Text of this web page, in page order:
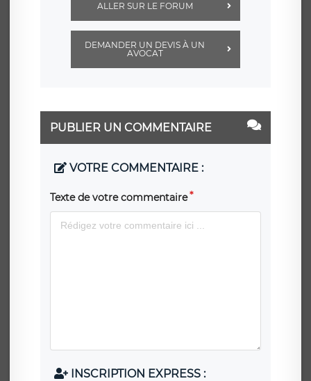
ALLER SUR LE FORUM
DEMANDER UN DEVIS À UN
AVOCAT
PUBLIER UN COMMENTAIRE
VOTRE COMMENTAIRE :
Texte de votre commentaire
INSCRIPTION EXPRESS :